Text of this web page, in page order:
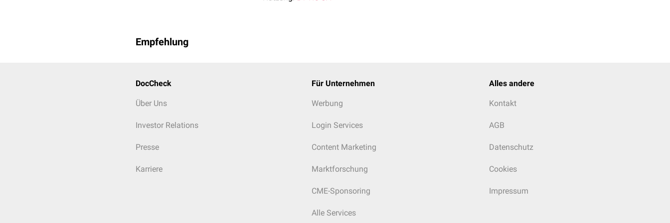
Empfehlung
DocCheck
Über Uns
Investor Relations
Presse
Karriere
Für Unternehmen
Werbung
Login Services
Content Marketing
Marktforschung
CME-Sponsoring
Alle Services
Alles andere
Kontakt
AGB
Datenschutz
Cookies
Impressum